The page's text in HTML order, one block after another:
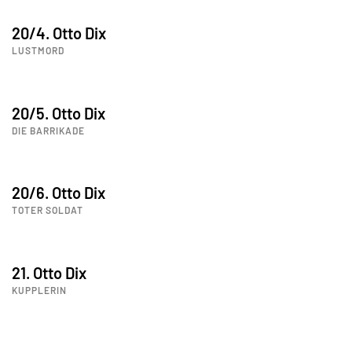
20/4. Otto Dix
LUSTMORD
20/5. Otto Dix
DIE BARRIKADE
20/6. Otto Dix
TOTER SOLDAT
21. Otto Dix
KUPPLERIN